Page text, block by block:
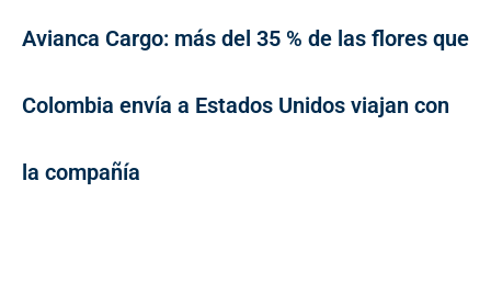
Avianca Cargo: más del 35 % de las flores que
Colombia envía a Estados Unidos viajan con
la compañía